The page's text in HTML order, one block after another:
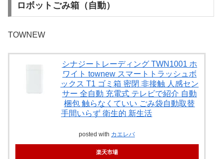
ロボットごみ箱（自動）
TOWNEW
シナジートレーディング TWN1001 ホ
ワイト townew スマートトラッシュボ
ックス T1 ゴミ箱 密閉 非接触 人感セン
サー 全自動 充電式 テレビで紹介 自動
梱包 触らなくていい ごみ袋自動取替
手間いらず 衛生的 新生活
posted with カエレバ
楽天市場